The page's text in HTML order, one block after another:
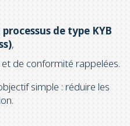
de type KYB
,
de conformité rappelées.
simple : réduire les